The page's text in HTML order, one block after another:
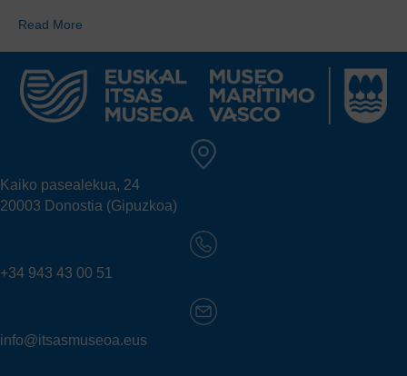
Read More
Kaiko pasealekua, 24
20003 Donostia (Gipuzkoa)
+34 943 43 00 51
info@itsasmuseoa.eus